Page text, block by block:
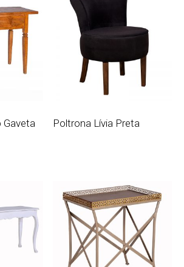
Gaveta
Poltrona Lívia Preta